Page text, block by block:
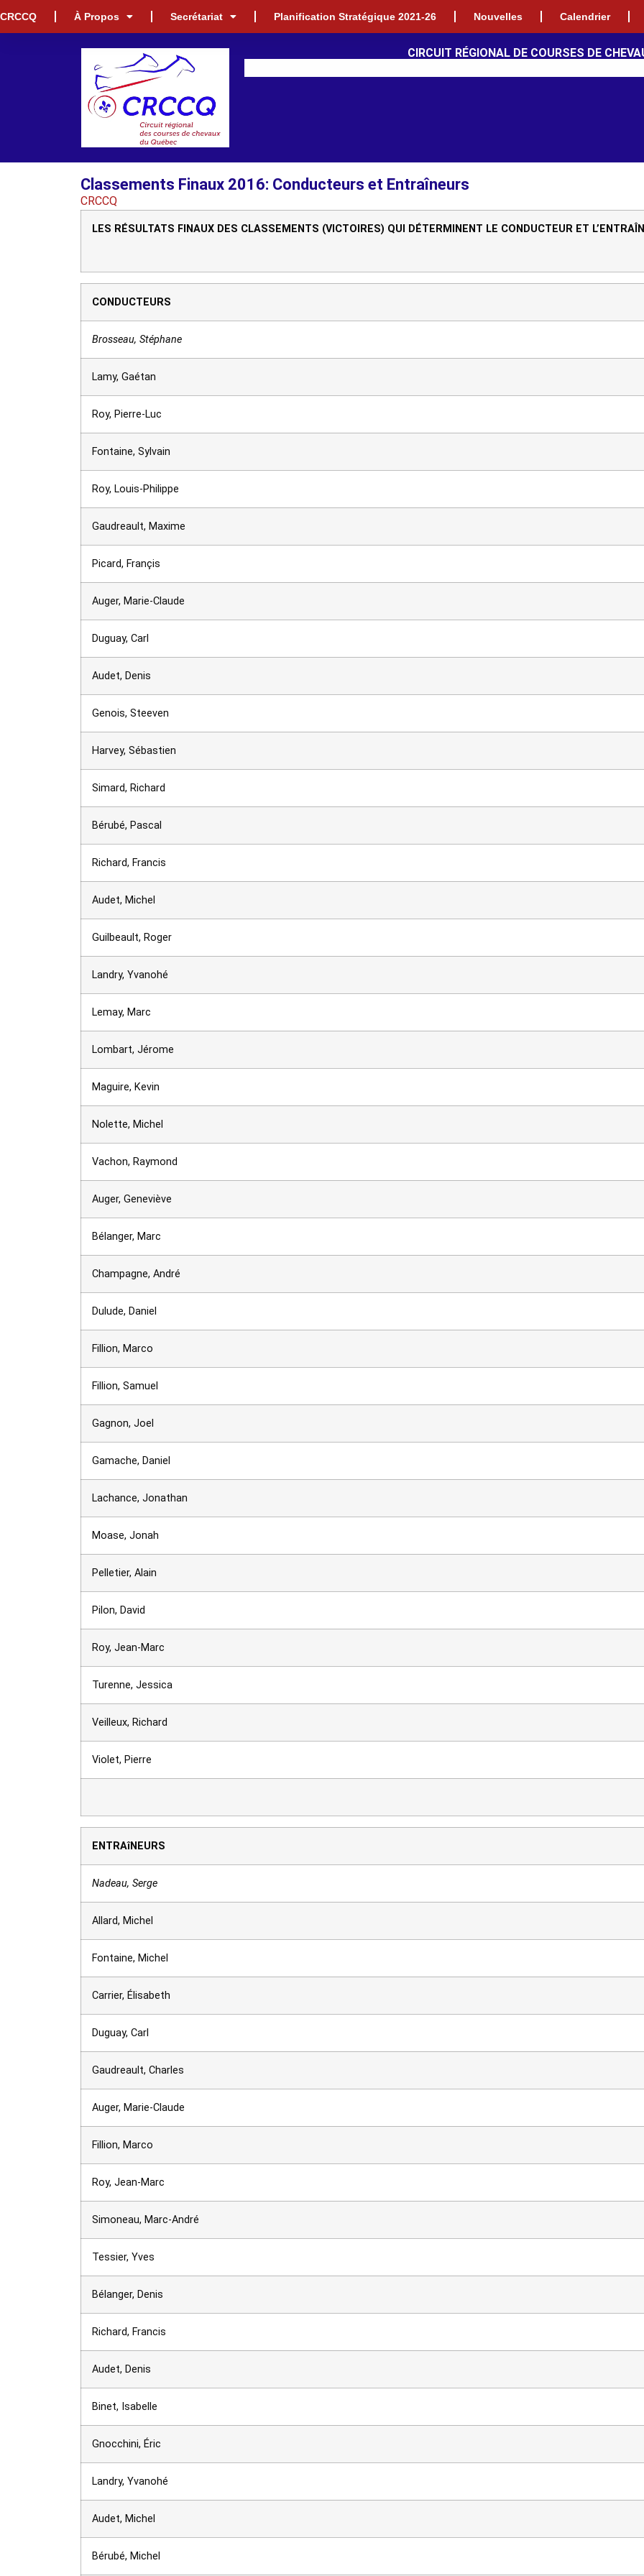
CRCCQ À Propos Secrétariat Planification Stratégique 2021-26 Nouvelles Calendrier
CIRCUIT RÉGIONAL DE COURSES DE
Classements Finaux 2016: Conducteurs et Entraîneurs
CRCCQ
LES RÉSULTATS FINAUX DES CLASSEMENTS (VICTOIRES) QUI DÉTERMINENT LE CONDUCTEUR ET
CONDUCTEURS
Brosseau, Stéphane
Lamy, Gaétan
Roy, Pierre-Luc
Fontaine, Sylvain
Roy, Louis-Philippe
Gaudreault, Maxime
Picard, Françis
Auger, Marie-Claude
Duguay, Carl
Audet, Denis
Genois, Steeven
Harvey, Sébastien
Simard, Richard
Bérubé, Pascal
Richard, Francis
Audet, Michel
Guilbeault, Roger
Landry, Yvanohé
Lemay, Marc
Lombart, Jérome
Maguire, Kevin
Nolette, Michel
Vachon, Raymond
Auger, Geneviève
Bélanger, Marc
Champagne, André
Dulude, Daniel
Fillion, Marco
Fillion, Samuel
Gagnon, Joel
Gamache, Daniel
Lachance, Jonathan
Moase, Jonah
Pelletier, Alain
Pilon, David
Roy, Jean-Marc
Turenne, Jessica
Veilleux, Richard
Violet, Pierre
ENTRAîNEURS
Nadeau, Serge
Allard, Michel
Fontaine, Michel
Carrier, Élisabeth
Duguay, Carl
Gaudreault, Charles
Auger, Marie-Claude
Fillion, Marco
Roy, Jean-Marc
Simoneau, Marc-André
Tessier, Yves
Bélanger, Denis
Richard, Francis
Audet, Denis
Binet, Isabelle
Gnocchini, Éric
Landry, Yvanohé
Audet, Michel
Bérubé, Michel